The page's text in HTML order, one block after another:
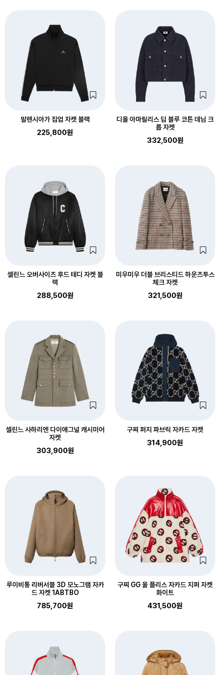
발렌시아가 집업 자켓 블랙
225,800원
디올 아마릴리스 딥 블루 코튼 데님 크
롭 자켓
332,500원
셀린느 오버사이즈 후드 테디 자켓 블
랙
288,500원
미우미우 더블 브리스티드 하운즈투스
체크 자켓
321,500원
셀린느 사하리엔 다이애그널 캐시미어
자켓
303,900원
구찌 퍼지 파브릭 자카드 자켓
314,900원
루이비통 리버서블 3D 모노그램 자카
드 자켓 1ABTBO
785,700원
구찌 GG 울 플리스 자카드 지퍼 자켓
화이트
431,500원